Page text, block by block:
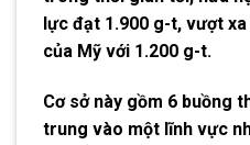
lực đạt 1.900 g-t, vượt
của Mỹ với 1.200 g-t.
Cơ sở này gồm 6 buồng
trung vào một lĩnh vực